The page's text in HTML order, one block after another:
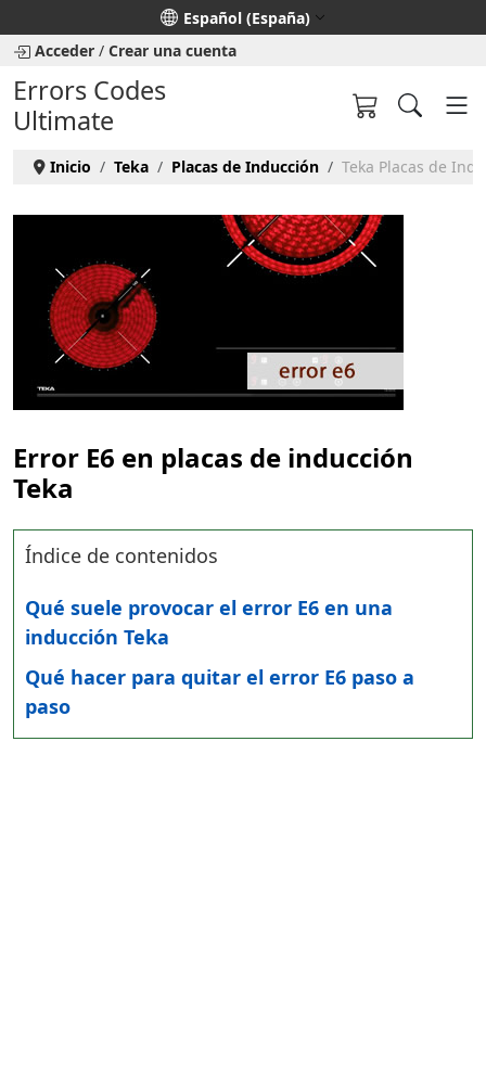
Seleccione su idioma
Español (España)
Acceder / Crear una cuenta
Errors Codes
Ultimate
Inicio Teka Placas de Inducción Teka Placas de
Error E6 en placas de inducción
Teka
Índice de contenidos
Qué suele provocar el error E6 en una
inducción Teka
Qué hacer para quitar el error E6 paso a
paso